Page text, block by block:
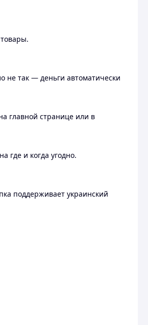
не так — деньги автоматически
главной странице или в
где и когда угодно.
поддерживает украинский